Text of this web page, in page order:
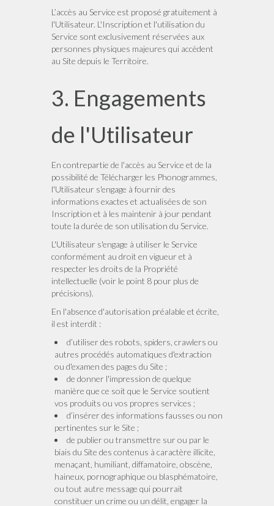
L’accès au Service est proposé gratuitement à
l'Utilisateur. L'Inscription et l'utilisation du
Service sont exclusivement réservées aux
personnes physiques majeures qui accèdent
au Site depuis le Territoire.
3. Engagements
de l'Utilisateur
En contrepartie de l'accès au Service et de la
possibilité de Télécharger les Phonogrammes,
l'Utilisateur s'engage à fournir des
informations exactes et actualisées de son
Inscription et à les maintenir à jour pendant
toute la durée de son utilisation du Service.
L'Utilisateur s'engage à utiliser le Service
conformément au droit en vigueur et à
respecter les droits de la Propriété
intellectuelle (voir le point 8 pour plus de
précisions).
En l'absence d'autorisation préalable et écrite,
il est interdit :
d’utiliser des robots, spiders, crawlers ou
autres procédés automatiques d'extraction
ou d'examen des pages du Site ;
de donner l'impression de quelque
manière que ce soit que le Service soutient
vos produits ou vos propres services ;
d’insérer des informations fausses ou non
pertinentes sur le Site ;
de publier ou transmettre sur ou par le
biais du Site des contenus à caractère illicite,
menaçant, humiliant, diffamatoire, obscène,
haineux, pornographique ou blasphématoire,
ou tout autre message qui pourrait
constituer un crime ou un délit, engager la